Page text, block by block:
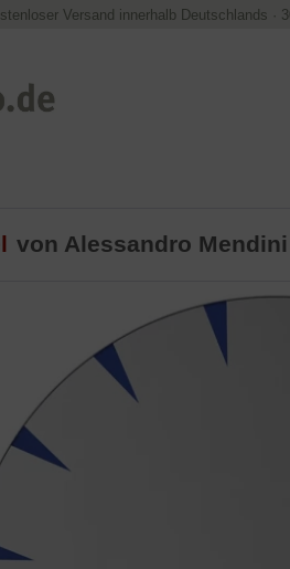
Versand innerhalb Deutschlands ·
von Alessandro Mendini